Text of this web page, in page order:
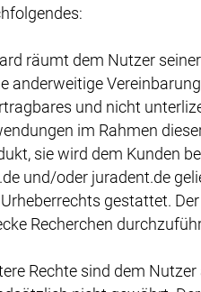
räumt dem Nutzer
anderweitige
und nicht
im Rahmen
sie wird dem Kunden
und/oder juradent.de
gestattet.
Recherchen
Rechte sind dem